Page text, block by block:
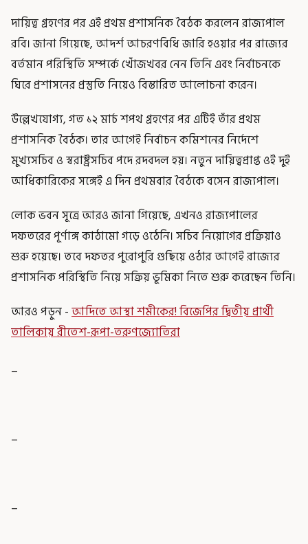
দায়িত্ব গ্রহণের পর এই প্রথম প্রশাসনিক বৈঠক করলেন রাজ্যপাল
রবি। জানা গিয়েছে, আদর্শ আচরণবিধি জারি হওয়ার পর রাজ্যের
বর্তমান পরিস্থিতি সম্পর্কে খোঁজখবর নেন তিনি এবং নির্বাচনকে
ঘিরে প্রশাসনের প্রস্তুতি নিয়েও বিস্তারিত আলোচনা করেন।
উল্লেখযোগ্য, গত ১২ মার্চ শপথ গ্রহণের পর এটিই তাঁর প্রথম
প্রশাসনিক বৈঠক। তার আগেই নির্বাচন কমিশনের নির্দেশে
মুখ্যসচিব ও স্বরাষ্ট্রসচিব পদে রদবদল হয়। নতুন দায়িত্বপ্রাপ্ত ওই দুই
আধিকারিকের সঙ্গেই এ দিন প্রথমবার বৈঠকে বসেন রাজ্যপাল।
লোক ভবন সূত্রে আরও জানা গিয়েছে, এখনও রাজ্যপালের
দফতরের পূর্ণাঙ্গ কাঠামো গড়ে ওঠেনি। সচিব নিয়োগের প্রক্রিয়াও
শুরু হয়েছে। তবে দফতর পুরোপুরি গুছিয়ে ওঠার আগেই রাজ্যের
প্রশাসনিক পরিস্থিতি নিয়ে সক্রিয় ভূমিকা নিতে শুরু করেছেন তিনি।
আরও পড়ুন -আদিতে আস্থা শমীকের! বিজেপির দ্বিতীয় প্রার্থী
তালিকায় রীতেশ-রূপা-তরুণজ্যোতিরা
_
_
_